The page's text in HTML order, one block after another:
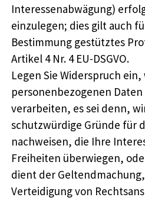
Interessenabwägung)
einzulegen; dies gilt auch
Bestimmung gestütztes
Artikel 4 Nr. 4 EU-DSGVO.
Legen Sie Widerspruch
personenbezogenen
verarbeiten, es sei denn,
schutzwürdige Gründe für
nachweisen, die Ihre
Freiheiten überwiegen,
dient der
Verteidigung von